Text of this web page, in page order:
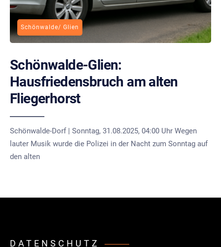
Schönwalde/ Glien
Schönwalde-Glien:
Hausfriedensbruch am alten
Fliegerhorst
Schönwalde-Dorf | Sonntag, 31.08.2025, 04:00 Uhr Wegen
lauter Musik wurde die Polizei in der Nacht zum Sonntag auf
den alten
DATENSCHUTZ